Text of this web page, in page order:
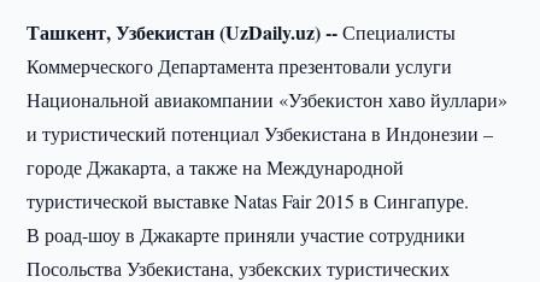
Ташкент, Узбекистан (UzDaily.uz) --Специалисты
Коммерческого Департамента презентовали услуги
Национальной авиакомпании «Узбекистон хаво йуллари»
и туристический потенциал Узбекистана в Индонезии –
городе Джакарта, а также на Международной
туристической выставке Natas Fair 2015 в Сингапуре.
В роад-шоу в Джакарте приняли участие сотрудники
Посольства Узбекистана, узбекских туристических